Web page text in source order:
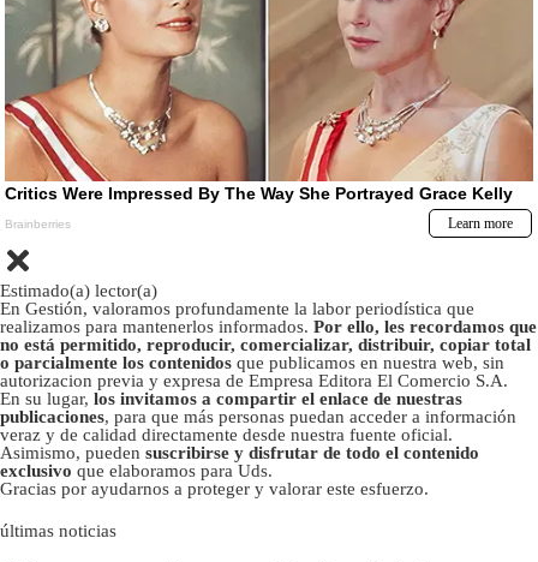
Estimado(a) lector(a)
En Gestión, valoramos profundamente la labor periodística que
realizamos para mantenerlos informados. Por ello, les recordamos que
no está permitido, reproducir, comercializar, distribuir, copiar total
o parcialmente los contenidos que publicamos en nuestra web, sin
autorizacion previa y expresa de Empresa Editora El Comercio S.A.
En su lugar, los invitamos a compartir el enlace de nuestras
publicaciones, para que más personas puedan acceder a información
veraz y de calidad directamente desde nuestra fuente oficial.
Asimismo, pueden suscribirse y disfrutar de todo el contenido
exclusivo que elaboramos para Uds.
Gracias por ayudarnos a proteger y valorar este esfuerzo.
últimas noticias